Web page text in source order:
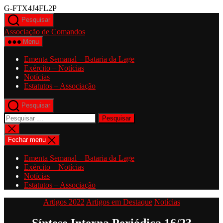
G-FTX4J4FL2PSaltar
conteúdo
Pesquisar
Associação de Comandos
Menu
Ementa Semanal – Bataria da Lage
Exército – Notícias
Notícias
Estatutos – Associação
Pesquisar
Pesquisar
por:
Fechar
pesquisa
Fechar menu
Ementa Semanal – Bataria da Lage
Exército – Notícias
Notícias
Estatutos – Associação
Categorias
Artigos 2022 Artigos em Destaque Notícias